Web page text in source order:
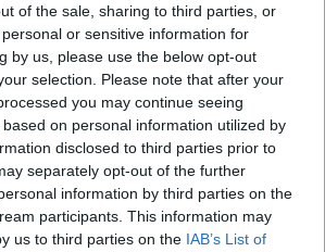
of the sale, sharing to third parties, or
or sensitive information for
by us, please use the below opt-out
selection. Please note that after your
you may continue seeing
on personal information utilized by
disclosed to third parties prior to
separately opt-out of the further
information by third parties on the
participants. This information may
us to third parties on the IAB’s List of